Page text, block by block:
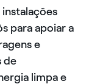
para apoiar a
e
de
limpa e